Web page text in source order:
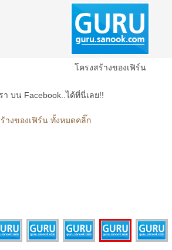
โครงสร้างของเฟิร์น
า บน Facebook..ได้ที่นี่เลย!!
างของเฟิร์น ทั้งหมดคลิ๊ก